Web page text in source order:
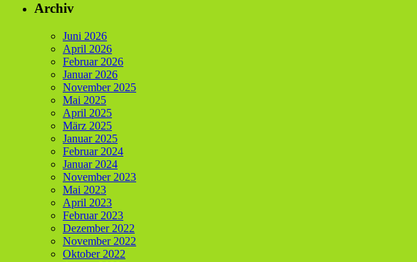
Archiv
Juni 2026
April 2026
Februar 2026
Januar 2026
November 2025
Mai 2025
April 2025
März 2025
Januar 2025
Februar 2024
Januar 2024
November 2023
Mai 2023
April 2023
Februar 2023
Dezember 2022
November 2022
Oktober 2022